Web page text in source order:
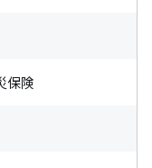
保険